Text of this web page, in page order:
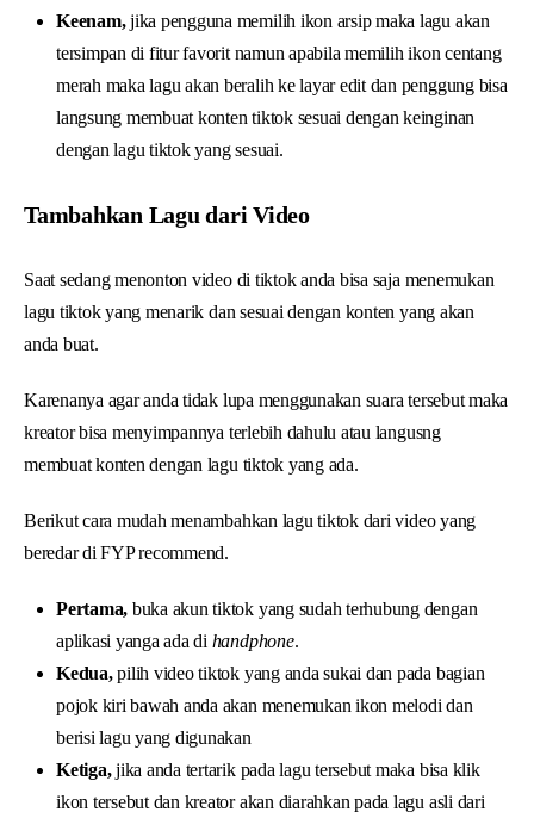
Keenam,jika pengguna memilih ikon arsip maka lagu akan
tersimpan di fitur favorit namun apabila memilih ikon centang
merah maka lagu akan beralih ke layar edit dan penggung bisa
langsung membuat konten tiktok sesuai dengan keinginan
dengan lagu tiktok yang sesuai.
Tambahkan Lagu dari Video
Saat sedang menonton video di tiktok anda bisa saja menemukan
lagu tiktok yang menarik dan sesuai dengan konten yang akan
anda buat.
Karenanya agar anda tidak lupa menggunakan suara tersebut maka
kreator bisa menyimpannya terlebih dahulu atau langusng
membuat konten dengan lagu tiktok yang ada.
Berikut cara mudah menambahkan lagu tiktok dari video yang
beredar di FYP recommend.
Pertama, buka akun tiktok yang sudah terhubung dengan
aplikasi yanga ada di handphone.
Kedua,pilih video tiktok yang anda sukai dan pada bagian
pojok kiri bawah anda akan menemukan ikon melodi dan
berisi lagu yang digunakan
Ketiga,jika anda tertarik pada lagu tersebut maka bisa klik
ikon tersebut dan kreator akan diarahkan pada lagu asli dari